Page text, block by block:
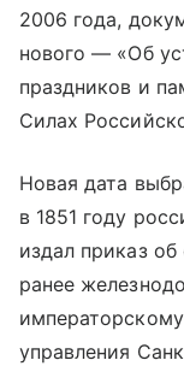
2006 года,
нового — «Об
праздников и
Силах
Новая дата
в 1851 году
издал приказ
ранее
управления